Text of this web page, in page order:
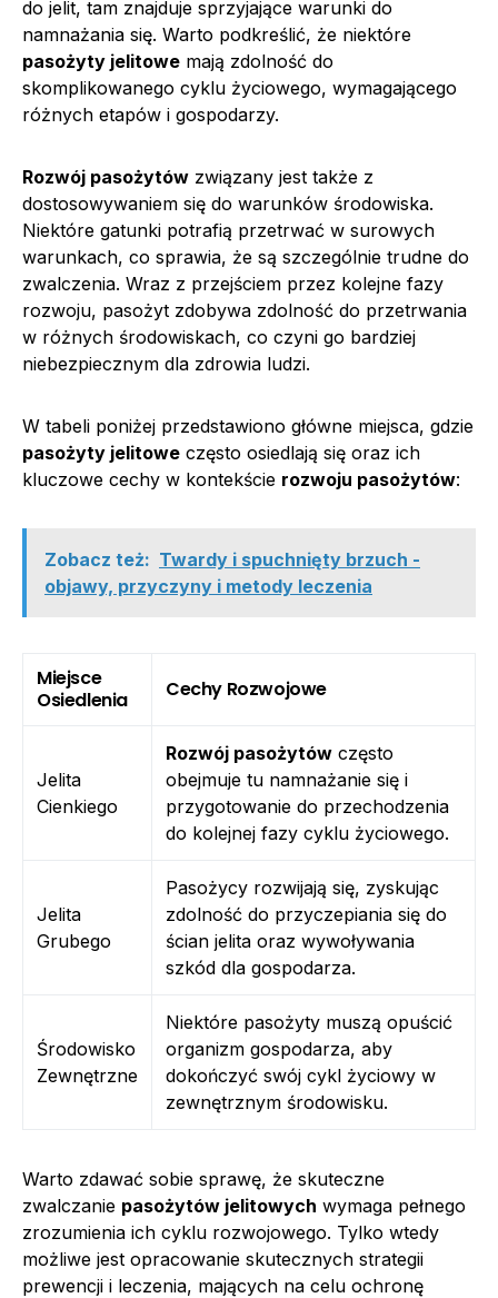
do jelit, tam znajduje sprzyjające warunki do
namnażania się. Warto podkreślić, że niektóre
pasożyty jelitowe mają zdolność do
skomplikowanego cyklu życiowego, wymagającego
różnych etapów i gospodarzy.
Rozwój pasożytów związany jest także z
dostosowywaniem się do warunków środowiska.
Niektóre gatunki potrafią przetrwać w surowych
warunkach, co sprawia, że są szczególnie trudne do
zwalczenia. Wraz z przejściem przez kolejne fazy
rozwoju, pasożyt zdobywa zdolność do przetrwania
w różnych środowiskach, co czyni go bardziej
niebezpiecznym dla zdrowia ludzi.
W tabeli poniżej przedstawiono główne miejsca, gdzie
pasożyty jelitowe często osiedlają się oraz ich
kluczowe cechy w kontekście rozwoju pasożytów:
Zobacz też: Twardy i spuchnięty brzuch -
objawy, przyczyny i metody leczenia
Miejsce
Osiedlenia
Cechy Rozwojowe
Jelita
Cienkiego
Rozwój pasożytów często
obejmuje tu namnażanie się i
przygotowanie do przechodzenia
do kolejnej fazy cyklu życiowego.
Jelita
Grubego
Pasożycy rozwijają się, zyskując
zdolność do przyczepiania się do
ścian jelita oraz wywoływania
szkód dla gospodarza.
Środowisko
Zewnętrzne
Niektóre pasożyty muszą opuścić
organizm gospodarza, aby
dokończyć swój cykl życiowy w
zewnętrznym środowisku.
Warto zdawać sobie sprawę, że skuteczne
zwalczanie pasożytów jelitowych wymaga pełnego
zrozumienia ich cyklu rozwojowego. Tylko wtedy
możliwe jest opracowanie skutecznych strategii
prewencji i leczenia, mających na celu ochronę